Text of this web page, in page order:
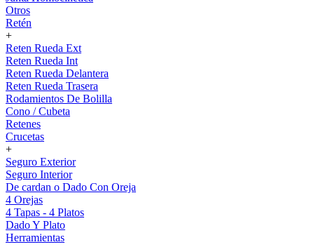
Otros
Retén
+
Reten Rueda Ext
Reten Rueda Int
Reten Rueda Delantera
Reten Rueda Trasera
Rodamientos De Bolilla
Cono / Cubeta
Retenes
Crucetas
+
Seguro Exterior
Seguro Interior
De cardan o Dado Con Oreja
4 Orejas
4 Tapas - 4 Platos
Dado Y Plato
Herramientas